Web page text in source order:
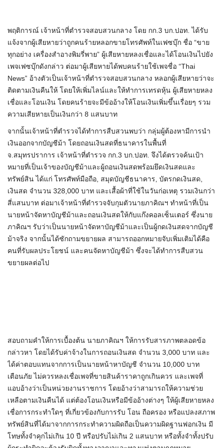
พฤติการณ์ เจ้าหน้าที่ตำรวจสอบสวนกลาง โดย กก.3 บก.ปอท. ได้รับ
แจ้งจากผู้เสียหายว่าถูกคนร้ายหลอกขายโทรศัพท์ในเฟซบุ๊ก ชื่อ “ขาย
ทุกอย่าง เครื่องสำอางพิมรี่พาย” ผู้เสียหายหลงเชื่อและได้โอนเงินไปยัง
เพจเฟซบุ๊กดังกล่าว ต่อมาผู้เสียหายได้พบคนร้ายใช้เพจชื่อ “Thai
News” อ้างตัวเป็นเจ้าหน้าที่ตำรวจสอบสวนกลาง หลอกผู้เสียหายว่าจะ
ติดตามเงินคืนให้ โดยให้เพิ่มไลน์และให้ทำการเทรดหุ้น ผู้เสียหายหลง
เชื่อและโอนเงิน โดยคนร้ายจะมีข้ออ้างให้โอนเงินเพิ่มขึ้นเรื่อยๆ รวม
ความเสียหายเป็นเงินกว่า 8 แสนบาท
จากนั้นเจ้าหน้าที่ตำรวจได้ทำการสืบสวนพบว่า กลุ่มผู้ต้องหามีการนำ
เงินออกจากบัญชีม้า โดยถอนเงินสดที่ธนาคารในพื้นที่
จ.สมุทรปราการ เจ้าหน้าที่ตำรวจ กก.3 บก.ปอท. จึงได้ตรวจค้นเป้า
หมายที่เป็นเจ้าของบัญชีม้าและผู้ถอนเงินสดพร้อมยึดเงินสดและ
ทรัพย์สิน ได้แก่ โทรศัพท์มือถือ, สมุดบัญชีธนาคาร, บัตรกดเงินสด,
เงินสด จำนวน 328,000 บาท และเสื้อผ้าที่ใช้ในวันก่อเหตุ รวมเงินกว่า
สี่แสนบาท ต่อมาเจ้าหน้าที่ตำรวจจับกุมตัวนายภาคิณฯ ทำหน้าที่เป็น
นายหน้าจัดหาบัญชีม้าและถอนเงินสดให้กับแก๊งคอลเซ็นเตอร์ ซึ่งนาย
ภาคิณฯ รับว่าเป็นนายหน้าจัดหาบัญชีม้าและเป็นผู้กดเงินสดจากบัญชี
ม้าจริง จากนั้นได้ซักถามขยายผล สามารถออกหมายจับเพิ่มเติมได้คือ
คนที่รับผลประโยชน์ และคนจัดหาบัญชีม้า ซึ่งจะได้ทำการสืบสวน
ขยายผลต่อไป
สอบถามคำให้การเบื้องต้น นายภาคิณฯ ให้การรับสารภาพตลอดข้อ
กล่าวหา โดยได้รับค่าจ้างในการถอนเงินสด จำนวน 3,000 บาท และ
ได้ค่าตอบแทนจากการเป็นนายหน้าหาบัญชี จำนวน 10,000 บาท
เตือนภัย ไม่ควรหลงเชื่อเพจที่ขายสินค้าราคาถูกเกินควร และเพจที่
แอบอ้างว่าเป็นหน่วยงานราชการ โดยอ้างว่าสามารถให้ความช่วย
เหลือตามเงินคืนได้ แต่ต้องโอนเงินหรือมีข้ออ้างต่างๆ ให้ผู้เสียหายหลง
เชื่อการกระทำใดๆ ที่เกี่ยวข้องกับการรับ โอน ถือครอง หรือแปลงสภาพ
ทรัพย์สินที่ได้มาจากการกระทำความผิดถือเป็นความผิดฐานฟอกเงิน มี
โทษทั้งจำคุกไม่เกิน 10 ปี หรือปรับไม่เกิน 2 แสนบาท หรือทั้งจำทั้งปรับ